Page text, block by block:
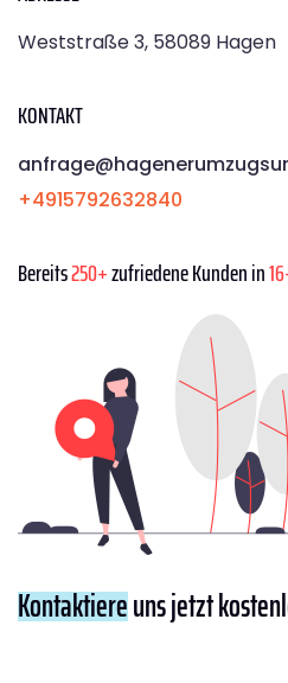
Weststraße 3, 58089 Hagen
KONTAKT
+4915792632840
Bereits250+zufriedene Kunden in
Kontaktiereuns jetzt